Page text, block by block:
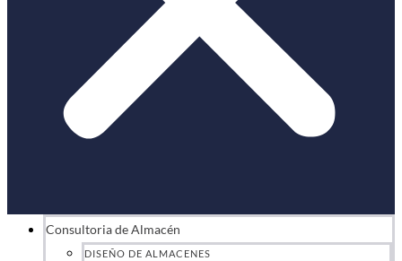
Consultoria de Almacén
DISEÑO DE ALMACENES